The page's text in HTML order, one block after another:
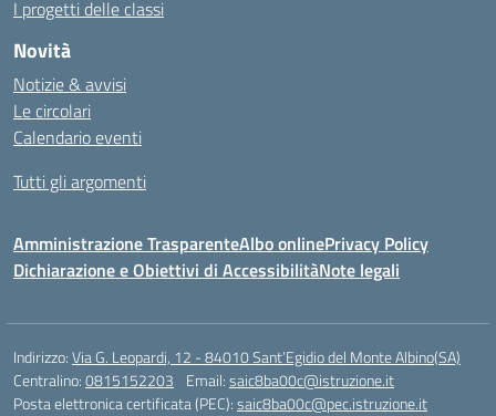
I progetti delle classi
Novità
Notizie & avvisi
Le circolari
Calendario eventi
Tutti gli argomenti
Amministrazione TrasparenteAlbo onlinePrivacy Policy
Dichiarazione e Obiettivi di AccessibilitàNote legali
Indirizzo:Via G. Leopardi, 12 - 84010 Sant’Egidio del Monte Albino(SA)
Centralino:0815152203 Email:saic8ba00c@istruzione.it
Posta elettronica certificata (PEC):saic8ba00c@pec.istruzione.it